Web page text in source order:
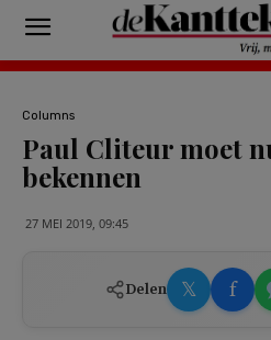
Columns
Paul Cliteur moet
bekennen
27 MEI 2019, 09:45
Delen 𝕏 f